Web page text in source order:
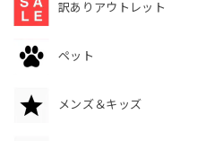
訳ありアウトレット
ペット
メンズ＆キッズ